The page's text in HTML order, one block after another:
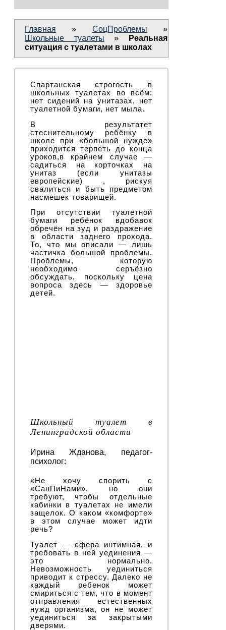
Главная » СоцПроблемы »
Школьные туалеты »
Реальная
ситуация с туалетами в школах
Спартанская строгость в
школьных туалетах во всём:
нет сидений на унитазах, нет
туалетной бумаги, нет мыла.
В результатет
стеснительному ребёнку в
школе при «большой нужде»
приходится терпеть до конца
уроков,в крайнем случае —
садиться на корточках на
унитаз (если унитазы
европейские) , рискуя
свалиться и быть предметом
насмешек товарищей.
При отсутствии туалетной
бумаги ребёнок вдобавок
обречён на зуд и раздражение
в области заднего прохода.
То, что мы описали — лишь
частичка большой проблемы.
Проблемы, которую
необходимо серъёзно
обсуждать, поскольку цена
вопроса здесь — здоровье
детей.
Школьный туалет в
Ленинградской области
Ирина Жданова, педагог-
психолог:
«Не хочу спорить с
«СанПиНами», но они
требуют, чтобы отдельные
кабинки в туалетах не имели
защелок. О каком «комфорте»
в этом случае может идти
речь?
Туалет — сфера интимная, и
требовать в ней уединения —
это нормально.
Невозможность уединиться
приводит к стрессу. Далеко не
каждый ребенок может
смириться с тем, что в момент
отправления естественных
нужд организма, он не может
уединиться за закрытыми
дверями.